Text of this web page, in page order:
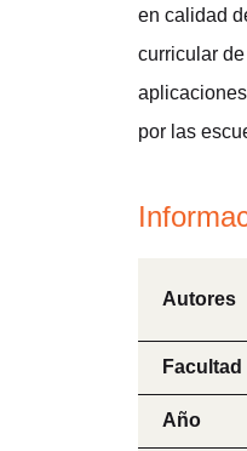
en calidad
curricular
por las
Autores
Facultad
Año